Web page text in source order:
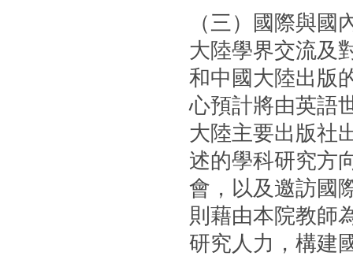
（三）國際與
大陸學界交流及
和中國大陸出版
心預計將由英語
大陸主要出版社
述的學科研究方
會，以及邀訪國
則藉由本院教師
研究人力，構建